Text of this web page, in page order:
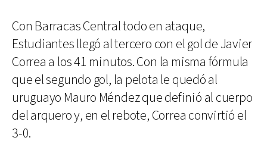
Con Barracas Central todo en ataque,
Estudiantes llegó al tercero con el gol de Javier
Correa a los 41 minutos. Con la misma fórmula
que el segundo gol, la pelota le quedó al
uruguayo Mauro Méndez que definió al cuerpo
del arquero y, en el rebote, Correa convirtió el
3-0.